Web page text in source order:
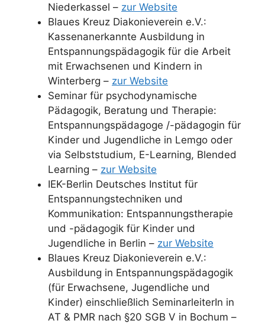
Niederkassel – zur Website
Blaues Kreuz Diakonieverein e.V.:
Kassenanerkannte Ausbildung in
Entspannungspädagogik für die Arbeit
mit Erwachsenen und Kindern in
Winterberg – zur Website
Seminar für psychodynamische
Pädagogik, Beratung und Therapie:
Entspannungspädagoge /-pädagogin für
Kinder und Jugendliche in Lemgo oder
via Selbststudium, E-Learning, Blended
Learning – zur Website
IEK-Berlin Deutsches Institut für
Entspannungstechniken und
Kommunikation: Entspannungstherapie
und -pädagogik für Kinder und
Jugendliche in Berlin – zur Website
Blaues Kreuz Diakonieverein e.V.:
Ausbildung in Entspannungspädagogik
(für Erwachsene, Jugendliche und
Kinder) einschließlich SeminarleiterIn in
AT & PMR nach §20 SGB V in Bochum –